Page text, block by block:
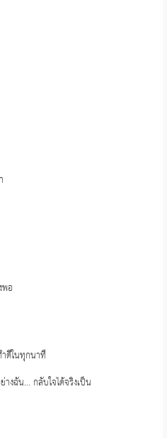
พอ
ดีในทุกนาที
างฉัน... กลับใจได้จริงเป็น